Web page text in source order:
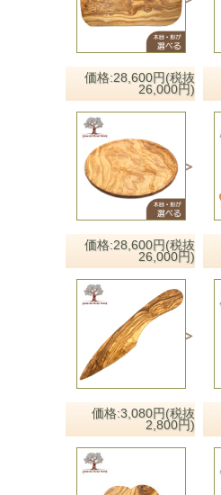
価格:28,600円(税抜
26,000円)
価格:28,600円(税抜
26,000円)
価格:3,080円(税抜
2,800円)